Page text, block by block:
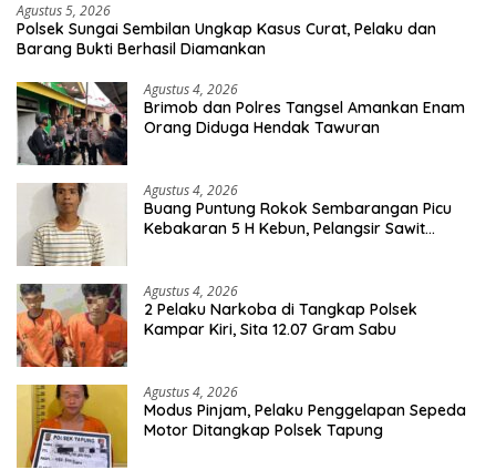
Agustus 5, 2026
Polsek Sungai Sembilan Ungkap Kasus Curat, Pelaku dan
Barang Bukti Berhasil Diamankan
Agustus 4, 2026
Brimob dan Polres Tangsel Amankan Enam
Orang Diduga Hendak Tawuran
Agustus 4, 2026
Buang Puntung Rokok Sembarangan Picu
Kebakaran 5 H Kebun, Pelangsir Sawit
Agustus 4, 2026
2 Pelaku Narkoba di Tangkap Polsek
Kampar Kiri, Sita 12.07 Gram Sabu
Agustus 4, 2026
Modus Pinjam, Pelaku Penggelapan Sepeda
Motor Ditangkap Polsek Tapung